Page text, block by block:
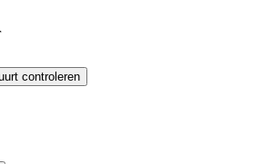
controleren